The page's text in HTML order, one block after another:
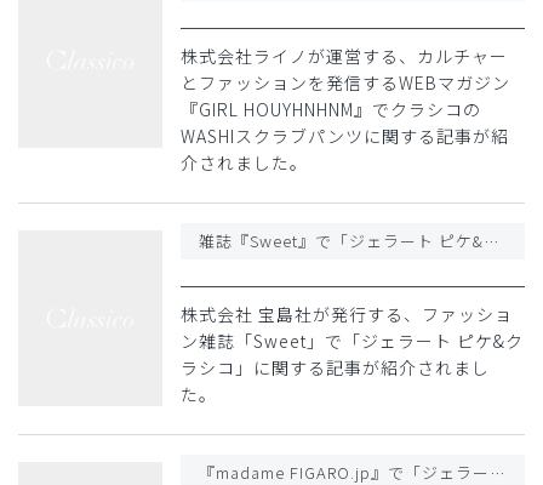
株式会社ライノが運営する、カルチャー
とファッションを発信するWEBマガジン
『GIRL HOUYHNHNM』でクラシコの
WASHIスクラブパンツに関する記事が紹
介されました。
雑誌『Sweet』で「ジェラート ピケ&クラシコ」に関する記事が紹介されました
株式会社 宝島社が発行する、ファッショ
ン雑誌「Sweet」で「ジェラート ピケ&ク
ラシコ」に関する記事が紹介されまし
た。
『madame FIGARO.jp』で「ジェラート ピケ&クラシコ」の新作登場に関する記事が紹介されました